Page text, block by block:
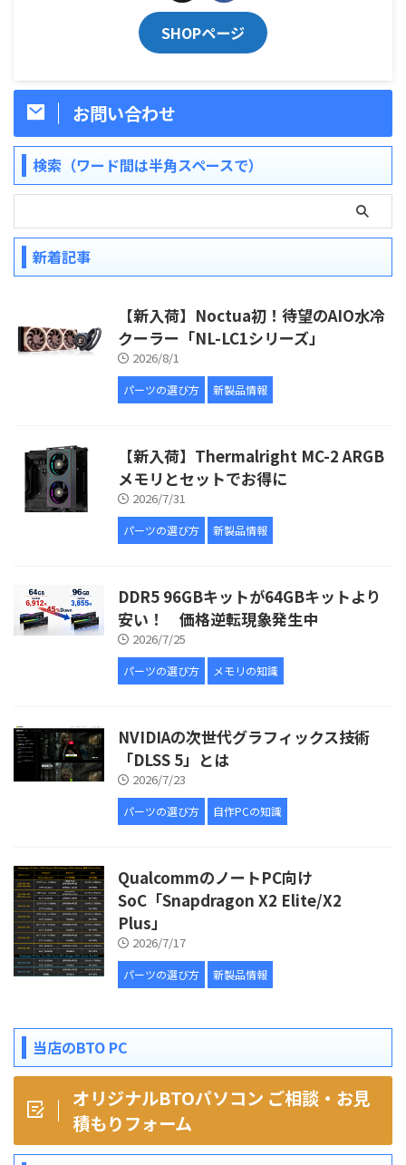
SHOPページ
お問い合わせ
検索（ワード間は半角スペースで）
新着記事
【新入荷】Noctua初！待望のAIO水冷
クーラー「NL-LC1シリーズ」
2026/8/1
パーツの選び方 新製品情報
【新入荷】Thermalright MC-2 ARGB
メモリとセットでお得に
2026/7/31
パーツの選び方 新製品情報
DDR5 96GBキットが64GBキットより
安い！ 価格逆転現象発生中
2026/7/25
パーツの選び方 メモリの知識
NVIDIAの次世代グラフィックス技術
「DLSS 5」とは
2026/7/23
パーツの選び方 自作PCの知識
QualcommのノートPC向け
SoC「Snapdragon X2 Elite/X2
Plus」
2026/7/17
パーツの選び方 新製品情報
当店のBTO PC
オリジナルBTOパソコン ご相談・お見
積もりフォーム